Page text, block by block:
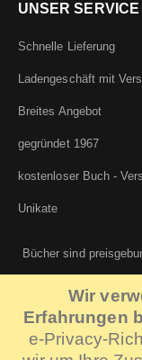
Wir
Erfahrungen
e-Privacy-
UNSER SERVICE
Schnelle Lieferung
Ladengeschäft mit
Breites Angebot
gegründet 1967
kostenloser Buch -
Unikate
Bücher sind
©...v.KLOEDEN KG |